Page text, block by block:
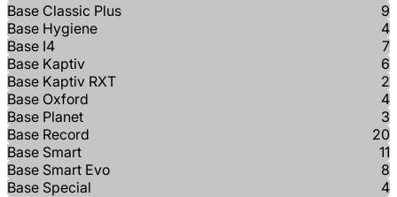
Base Classic Plus
9
Base Hygiene
4
Base I4
7
Base Kaptiv
6
Base Kaptiv RXT
2
Base Oxford
4
Base Planet
3
Base Record
20
Base Smart
11
Base Smart Evo
8
Base Special
4